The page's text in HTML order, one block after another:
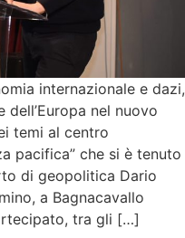
internazionale e dazi,
nel nuovo
temi al centro
pacifica” che si è tenuto
di geopolitica Dario
a Bagnacavallo
tra gli […]